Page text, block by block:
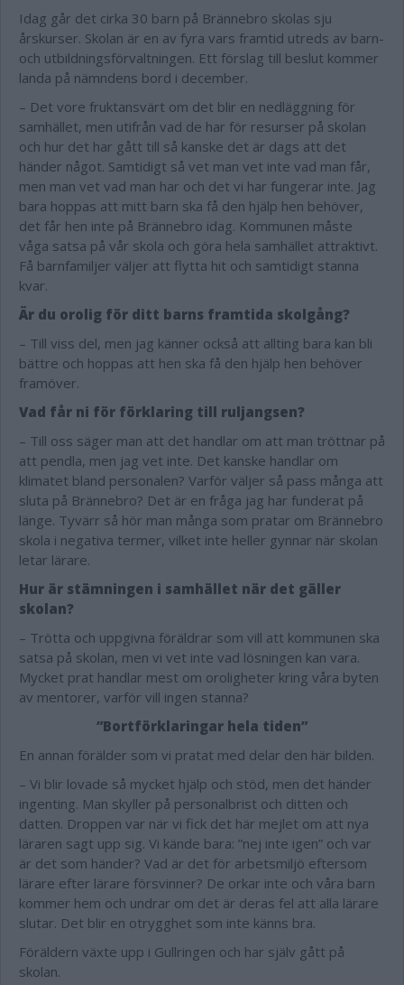
Idag går det cirka 30 barn på Brännebro skolas sju
årskurser. Skolan är en av fyra vars framtid utreds av barn-
och utbildningsförvaltningen. Ett förslag till beslut kommer
landa på nämndens bord i december.
– Det vore fruktansvärt om det blir en nedläggning för
samhället, men utifrån vad de har för resurser på skolan
och hur det har gått till så kanske det är dags att det
händer något. Samtidigt så vet man vet inte vad man får,
men man vet vad man har och det vi har fungerar inte. Jag
bara hoppas att mitt barn ska få den hjälp hen behöver,
det får hen inte på Brännebro idag. Kommunen måste
våga satsa på vår skola och göra hela samhället attraktivt.
Få barnfamiljer väljer att flytta hit och samtidigt stanna
kvar.
Är du orolig för ditt barns framtida skolgång?
– Till viss del, men jag känner också att allting bara kan bli
bättre och hoppas att hen ska få den hjälp hen behöver
framöver.
Vad får ni för förklaring till ruljangsen?
– Till oss säger man att det handlar om att man tröttnar på
att pendla, men jag vet inte. Det kanske handlar om
klimatet bland personalen? Varför väljer så pass många att
sluta på Brännebro? Det är en fråga jag har funderat på
länge. Tyvärr så hör man många som pratar om Brännebro
skola i negativa termer, vilket inte heller gynnar när skolan
letar lärare.
Hur är stämningen i samhället när det gäller
skolan?
– Trötta och uppgivna föräldrar som vill att kommunen ska
satsa på skolan, men vi vet inte vad lösningen kan vara.
Mycket prat handlar mest om oroligheter kring våra byten
av mentorer, varför vill ingen stanna?
”Bortförklaringar hela tiden”
En annan förälder som vi pratat med delar den här bilden.
– Vi blir lovade så mycket hjälp och stöd, men det händer
ingenting. Man skyller på personalbrist och ditten och
datten. Droppen var när vi fick det här mejlet om att nya
läraren sagt upp sig. Vi kände bara: ”nej inte igen” och var
är det som händer? Vad är det för arbetsmiljö eftersom
lärare efter lärare försvinner? De orkar inte och våra barn
kommer hem och undrar om det är deras fel att alla lärare
slutar. Det blir en otrygghet som inte känns bra.
Föräldern växte upp i Gullringen och har själv gått på
skolan.